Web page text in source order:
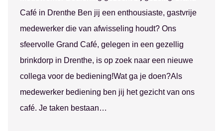
Café in Drenthe Ben jij een enthousiaste, gastvrije
medewerker die van afwisseling houdt? Ons
sfeervolle Grand Café, gelegen in een gezellig
brinkdorp in Drenthe, is op zoek naar een nieuwe
collega voor de bediening!Wat ga je doen?Als
medewerker bediening ben jij het gezicht van ons
café. Je taken bestaan…